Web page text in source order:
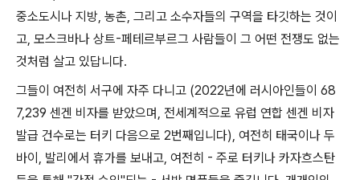
중소도시나 지방, 농촌, 그리고 소수자들의 구역을 타깃하는 것이
고, 모스크바나 상트-페테르부르그 사람들이 그 어떤 전쟁도 없는
것처럼 살고 있답니다.
그들이 여전히 서구에 자주 다니고 (2022년에 러시아인들이 68
7,239 센겐 비자를 받았으며, 전세계적으로 유럽 연합 센겐 비자
발급 건수로는 터키 다음으로 2번째입니다), 여전히 태국이나 두
바이 , 발리에서 휴가를 보내고, 여전히 - 주로 터키나 카자흐스탄